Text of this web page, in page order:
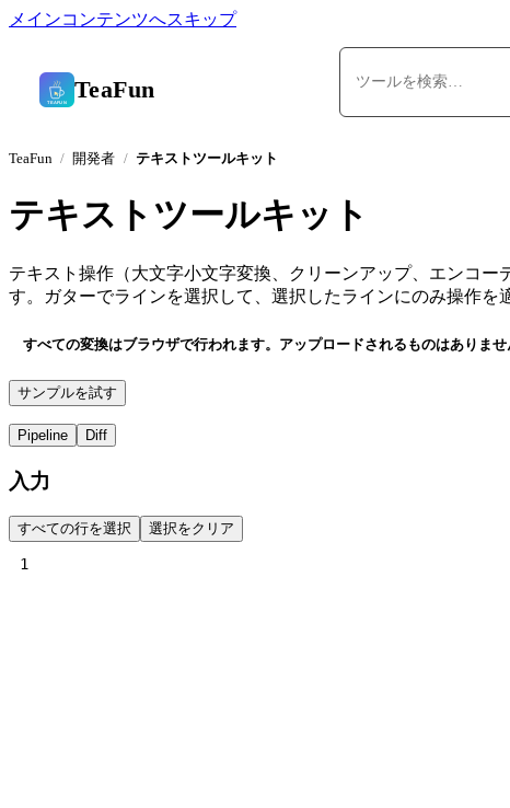
メインコンテンツへスキップ
TeaFun
TeaFun 開発者 テキストツールキット
テキストツールキット
テキスト操作（大文字小文字変換、クリーンアップ、エンコ
す。ガターでラインを選択して、選択したラインにのみ操作を
すべての変換はブラウザで行われます。アップロードされるものはありませ
サンプルを試す
Pipeline Diff
入力
すべての行を選択 選択をクリア
1